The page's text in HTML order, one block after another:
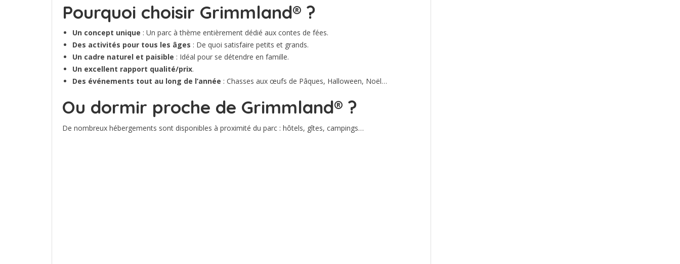
Pourquoi choisir Grimmland® ?
Un concept unique : Un parc à thème entièrement dédié aux contes de fées.
Des activités pour tous les âges : De quoi satisfaire petits et grands.
Un cadre naturel et paisible : Idéal pour se détendre en famille.
Un excellent rapport qualité/prix.
Des événements tout au long de l’année : Chasses aux œufs de Pâques, Halloween, Noël…
Ou dormir proche de Grimmland® ?
De nombreux hébergements sont disponibles à proximité du parc : hôtels, gîtes, campings…